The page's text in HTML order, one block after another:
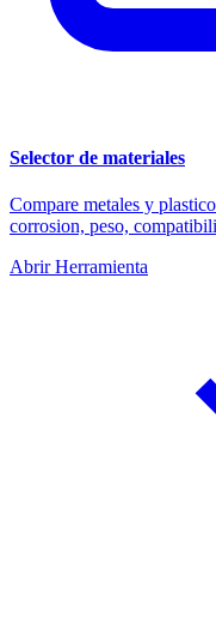
Selector de materiales
Compare metales y
corrosion, peso,
Abrir Herramienta